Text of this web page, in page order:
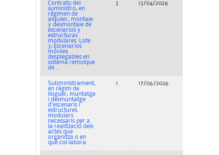
Contrato del
suministro, en
régimen de
alquiler, montaje
y desmontaje de
escenarios y
estructuras
modulares. Lote
3: Escenarios
móviles
desplegables en
sistema remolque
de ...
3 13/04/2026
Subministrament,
en règim de
lloguer, muntatge
i desmuntatge
d’escenaris i
estructures
modulars
necessaris per a
la realització dels
actes que
organitza o en
què col·labora ...
1 17/06/2026